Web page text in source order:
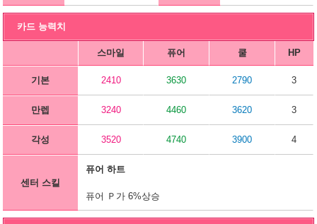
카드 능력치
스마일 퓨어 쿨 HP
기본 2410 3630 2790 3
만렙 3240 4460 3620 3
각성 3520 4740 3900 4
센터 스킬
퓨어 하트
퓨어 Ｐ가 6%상승